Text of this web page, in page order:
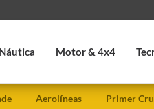
Náutica Motor & 4x4
Aerolíneas Primer